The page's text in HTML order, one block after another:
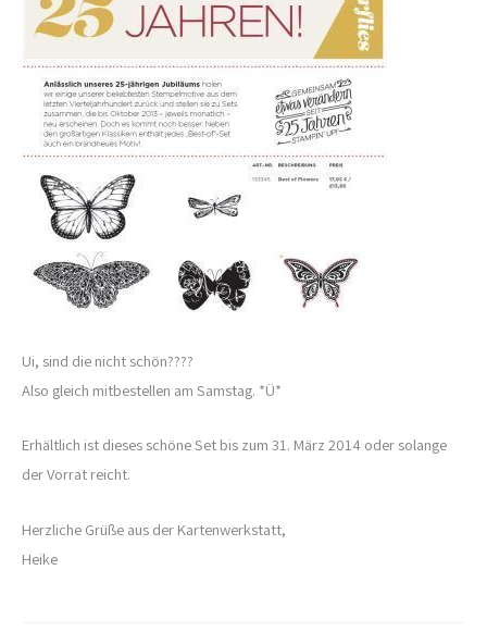
Ui, sind die nicht schön????
Also gleich mitbestellen am Samstag. *Ü*
Erhältlich ist dieses schöne Set bis zum 31. März 2014 oder solange
der Vorrat reicht.
Herzliche Grüße aus der Kartenwerkstatt,
Heike